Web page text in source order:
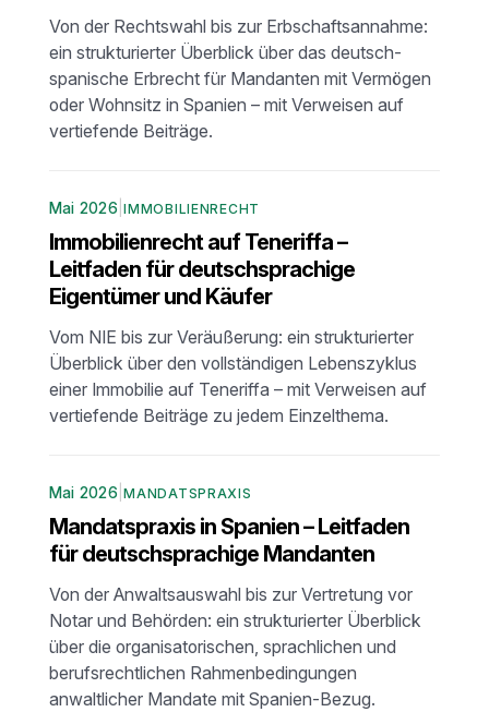
Von der Rechtswahl bis zur Erbschaftsannahme:
ein strukturierter Überblick über das deutsch-
spanische Erbrecht für Mandanten mit Vermögen
oder Wohnsitz in Spanien – mit Verweisen auf
vertiefende Beiträge.
Mai 2026|IMMOBILIENRECHT
Immobilienrecht auf Teneriffa –
Leitfaden für deutschsprachige
Eigentümer und Käufer
Vom NIE bis zur Veräußerung: ein strukturierter
Überblick über den vollständigen Lebenszyklus
einer Immobilie auf Teneriffa – mit Verweisen auf
vertiefende Beiträge zu jedem Einzelthema.
Mai 2026|MANDATSPRAXIS
Mandatspraxis in Spanien – Leitfaden
für deutschsprachige Mandanten
Von der Anwaltsauswahl bis zur Vertretung vor
Notar und Behörden: ein strukturierter Überblick
über die organisatorischen, sprachlichen und
berufsrechtlichen Rahmenbedingungen
anwaltlicher Mandate mit Spanien-Bezug.